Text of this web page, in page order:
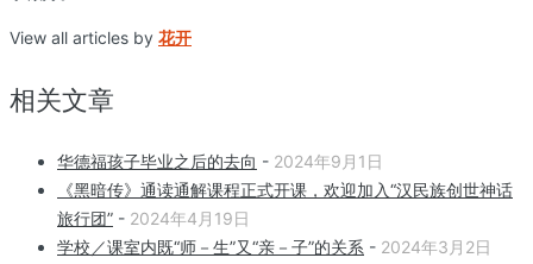
View all articles by 花开
相关文章
华德福孩子毕业之后的去向 - 2024年9月1日
《黑暗传》通读通解课程正式开课，欢迎加入“汉民族创世神话
旅行团” - 2024年4月19日
学校／课室内既“师－生”又“亲－子”的关系 - 2024年3月2日